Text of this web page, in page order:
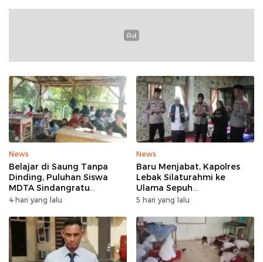
News
Belajar di Saung Tanpa
Dinding, Puluhan Siswa
MDTA Sindangratu
Panggarangan Bertahan
4 hari yang lalu
News
Baru Menjabat, Kapolres
Lebak Silaturahmi ke
Ulama Sepuh
Rangkasbitung
5 hari yang lalu